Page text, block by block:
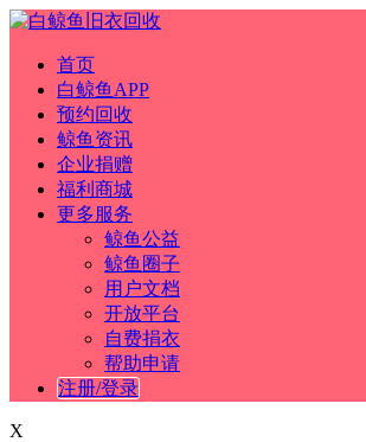
首页
白鲸鱼APP
预约回收
鲸鱼资讯
企业捐赠
福利商城
更多服务
鲸鱼公益
鲸鱼圈子
用户文档
开放平台
自费捐衣
帮助申请
注册/登录
X